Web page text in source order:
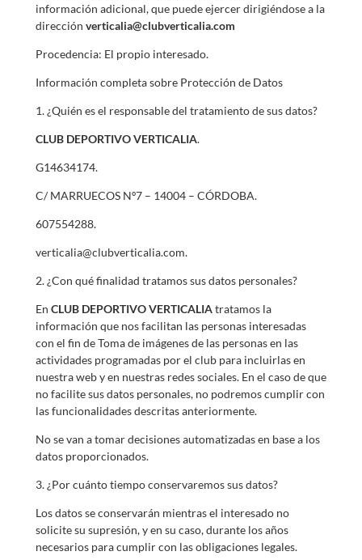
información adicional, que puede ejercer dirigiéndose a la
dirección verticalia@clubverticalia.com
Procedencia: El propio interesado.
Información completa sobre Protección de Datos
1. ¿Quién es el responsable del tratamiento de sus datos?
CLUB DEPORTIVO VERTICALIA.
G14634174.
C/ MARRUECOS Nº7 – 14004 – CÓRDOBA.
607554288.
verticalia@clubverticalia.com.
2. ¿Con qué finalidad tratamos sus datos personales?
En CLUB DEPORTIVO VERTICALIAtratamos la
información que nos facilitan las personas interesadas
con el fin de Toma de imágenes de las personas en las
actividades programadas por el club para incluirlas en
nuestra web y en nuestras redes sociales. En el caso de que
no facilite sus datos personales, no podremos cumplir con
las funcionalidades descritas anteriormente.
No se van a tomar decisiones automatizadas en base a los
datos proporcionados.
3. ¿Por cuánto tiempo conservaremos sus datos?
Los datos se conservarán mientras el interesado no
solicite su supresión, y en su caso, durante los años
necesarios para cumplir con las obligaciones legales.